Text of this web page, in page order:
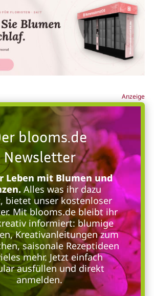
Anzeige
blooms.de
Newsletter
Leben mit Blumen und
Alles was ihr dazu
bietet unser kostenloser
Mit blooms.de bleibt ihr
informiert: blumige
Kreativanleitungen zum
saisonale Rezeptideen
mehr. Jetzt einfach
ausfüllen und direkt
anmelden.